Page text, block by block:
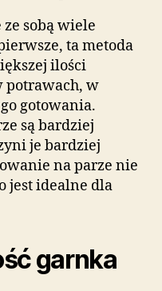
sobą wiele
ta metoda
ilości
potrawach, w
gotowania.
są bardziej
je bardziej
na parze nie
jest idealne dla
garnka